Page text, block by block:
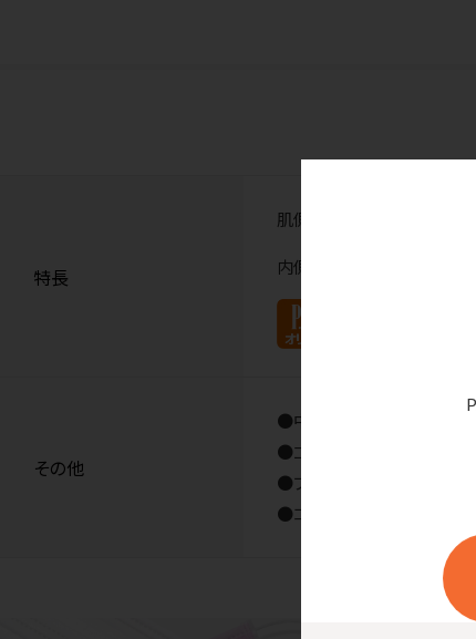
特長
肌側天然コットン100％のデ
内側は天然コットン100％
その他
●中国製
●ゴム：超幅広平ゴムノン
●フリーサイズ：大容量
●コンパクトサイズ：大